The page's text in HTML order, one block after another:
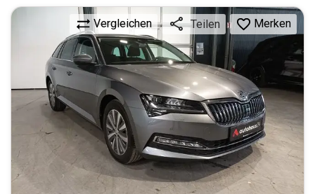
Vergleichen Teilen Merken